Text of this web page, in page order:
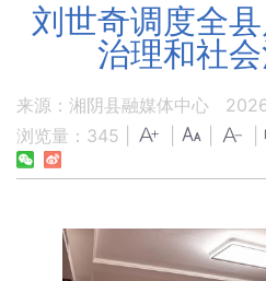
刘世奇调度全
治理和社
来源：湘阴县融媒体中心
浏览量： 345